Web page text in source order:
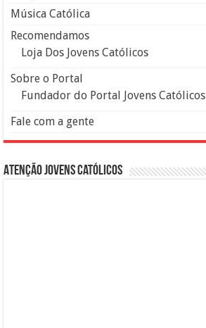
Música Católica
Recomendamos
Loja Dos Jovens Católicos
Sobre o Portal
Fundador do Portal Jovens Católicos
Fale com a gente
Atenção Jovens Católicos